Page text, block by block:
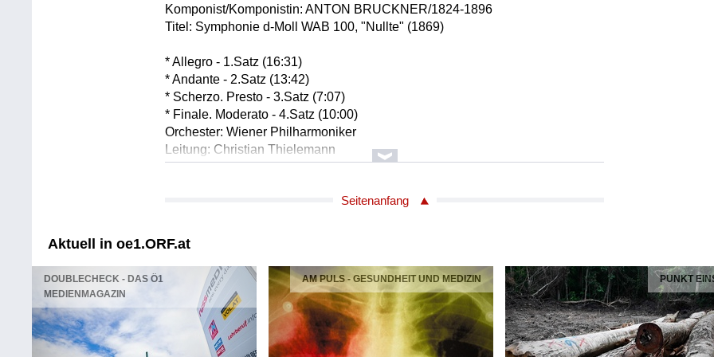
Komponist/Komponistin: ANTON BRUCKNER/1824-1896
Titel: Symphonie d-Moll WAB 100, "Nullte" (1869)
* Allegro - 1.Satz (16:31)
* Andante - 2.Satz (13:42)
* Scherzo. Presto - 3.Satz (7:07)
* Finale. Moderato - 4.Satz (10:00)
Orchester: Wiener Philharmoniker
Leitung: Christian Thielemann
Länge: 47:20 min
Seitenanfang
Aktuell in oe1.ORF.at
DOUBLECHECK - DAS Ö1
MEDIENMAGAZIN
AM PULS - GESUNDHEIT UND MEDIZIN PUNKT